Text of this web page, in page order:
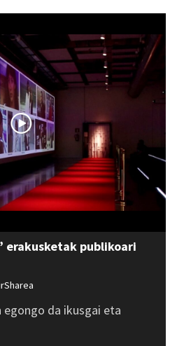
erakusketak publikoari
egongo da ikusgai eta